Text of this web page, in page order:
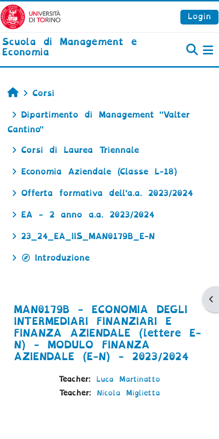
Vai al contenuto principale
Login
Scuola di Management e
Economia
Home
Corsi
Dipartimento di Management "Valter
Cantino"
Corsi di Laurea Triennale
Economia Aziendale (Classe L-18)
Offerta formativa dell'a.a. 2023/2024
EA - 2 anno a.a. 2023/2024
23_24_EA_IIS_MAN0179B_E-N
Introduzione
MAN0179B - ECONOMIA DEGLI
INTERMEDIARI FINANZIARI E
FINANZA AZIENDALE (lettere E-
N) - MODULO FINANZA
AZIENDALE (E-N) - 2023/2024
Teacher: Luca Martinatto
Teacher: Nicola Miglietta